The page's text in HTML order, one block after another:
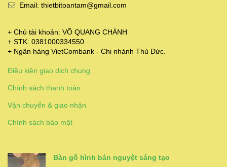
Email: thietbitoantam@gmail.com
+ Chủ tài khoản: VÕ QUANG CHÁNH
+ STK: 0381000334550
+ Ngân hàng VietCombank - Chi nhánh Thủ Đức.
Điều kiện giao dịch chung
Chính sách thanh toán
Vận chuyển & giao nhận
Chính sách bảo mật
Bàn gỗ hình bán nguyệt sáng tạo